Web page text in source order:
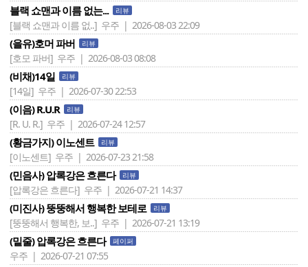
블랙 쇼맨과 이름 없는... 리뷰
[블랙 쇼맨과 이름 없..] 우주 | 2026-08-03 22:09
(을유)호머 파버 리뷰
[호모 파버] 우주 | 2026-08-03 08:08
(비채)14일 리뷰
[14일] 우주 | 2026-07-30 22:53
(이음) R.U.R 리뷰
[R. U. R.] 우주 | 2026-07-24 12:57
(황금가지) 이노센트 리뷰
[이노센트] 우주 | 2026-07-23 21:58
(민음사) 압록강은 흐른다 리뷰
[압록강은 흐른다] 우주 | 2026-07-21 14:37
(미진사) 뚱뚱해서 행복한 보테로 리뷰
[뚱뚱해서 행복한, 보..] 우주 | 2026-07-21 13:19
(밑줄) 압록강은 흐른다 페이퍼
우주 | 2026-07-21 07:55